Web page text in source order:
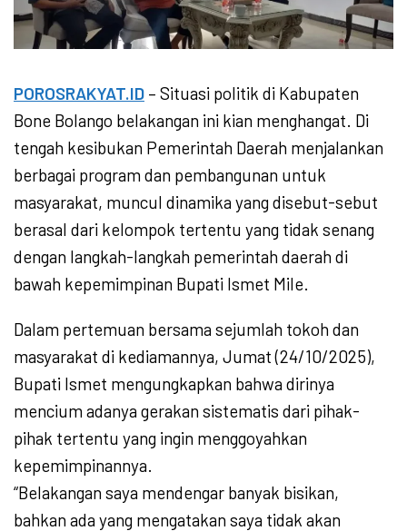
POROSRAKYAT.ID – Situasi politik di Kabupaten
Bone Bolango belakangan ini kian menghangat. Di
tengah kesibukan Pemerintah Daerah menjalankan
berbagai program dan pembangunan untuk
masyarakat, muncul dinamika yang disebut-sebut
berasal dari kelompok tertentu yang tidak senang
dengan langkah-langkah pemerintah daerah di
bawah kepemimpinan Bupati Ismet Mile.
Dalam pertemuan bersama sejumlah tokoh dan
masyarakat di kediamannya, Jumat (24/10/2025),
Bupati Ismet mengungkapkan bahwa dirinya
mencium adanya gerakan sistematis dari pihak-
pihak tertentu yang ingin menggoyahkan
kepemimpinannya.
“Belakangan saya mendengar banyak bisikan,
bahkan ada yang mengatakan saya tidak akan